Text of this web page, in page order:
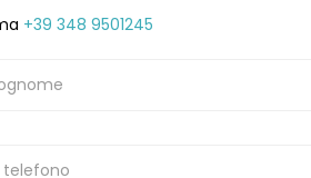
+39 348 9501245